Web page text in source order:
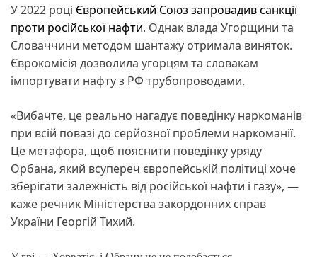
У 2022 році Європейський Союз запровадив санкції
проти російської нафти. Однак влада Угорщини та
Словаччини методом шантажу отримала виняток.
Єврокомісія дозволила угорцям та словакам
імпортувати нафту з РФ трубопроводами.
«Вибачте, це реально нагадує поведінку наркоманів
при всій повазі до серйозної проблеми наркоманії.
Це метафора, щоб пояснити поведінку уряду
Орбана, який всупереч європейській політиці хоче
зберігати залежність від російської нафти і газу», —
каже речник Міністерства закордонних справ
України Георгій Тихий.